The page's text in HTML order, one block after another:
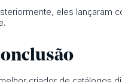
eles lançaram